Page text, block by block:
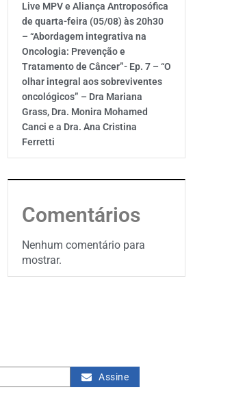
Live MPV e Aliança Antroposófica
de quarta-feira (05/08) às 20h30
– “Abordagem integrativa na
Oncologia: Prevenção e
Tratamento de Câncer”- Ep. 7 – “O
olhar integral aos sobreviventes
oncológicos” – Dra Mariana
Grass, Dra. Monira Mohamed
Canci e a Dra. Ana Cristina
Ferretti
Comentários
Nenhum comentário para
mostrar.
Assine